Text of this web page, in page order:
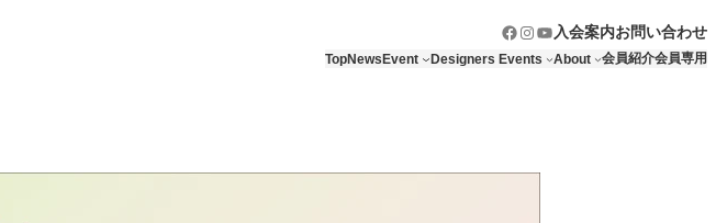
Facebook
Instagram
YouTube
入会案内お問い合わせ
TopNewsEvent Designers Events About 会員紹介会員専用